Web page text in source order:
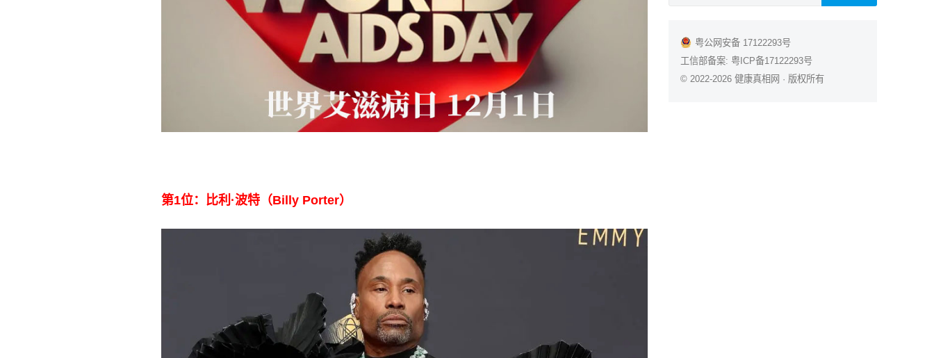
第1位：比利·波特（Billy Porter）
粤公网安备 17122293号
工信部备案: 粤ICP备17122293号
© 2022-2026 健康真相网 · 版权所有